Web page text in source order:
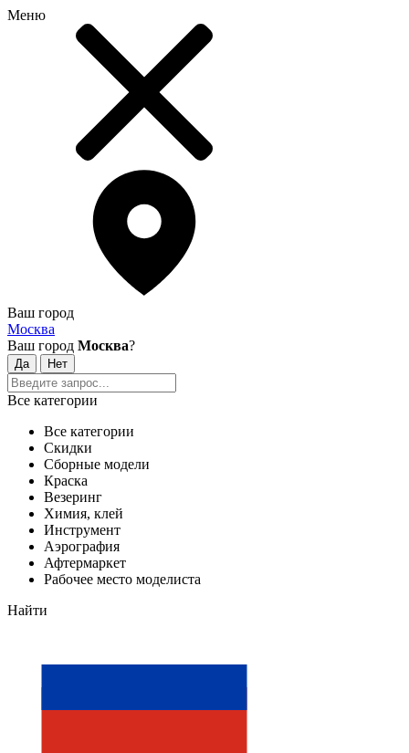
Меню
Ваш город
Москва
Ваш город Москва?
Все категории
Все категории
Скидки
Сборные модели
Краска
Везеринг
Химия, клей
Инструмент
Аэрография
Афтермаркет
Рабочее место моделиста
Найти